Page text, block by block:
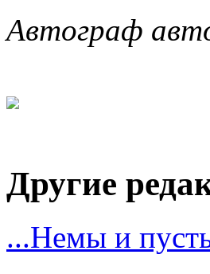
Автограф
Другие
...Немы и